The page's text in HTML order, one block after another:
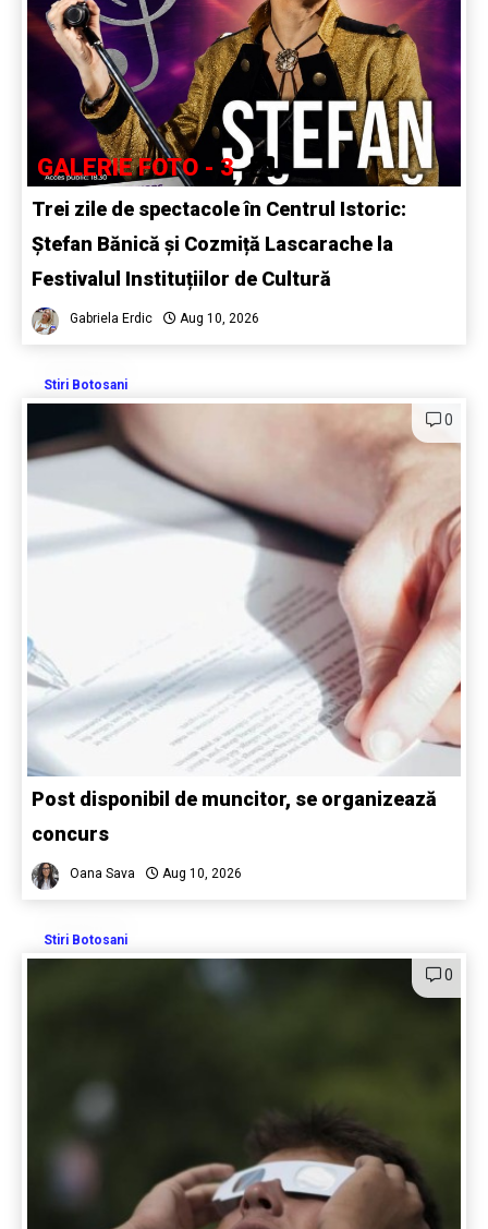
GALERIE FOTO - 3
Trei zile de spectacole în Centrul Istoric:
Ștefan Bănică și Cozmiță Lascarache la
Festivalul Instituțiilor de Cultură
Gabriela Erdic Aug 10, 2026
Stiri Botosani
0
Post disponibil de muncitor, se organizează
concurs
Oana Sava Aug 10, 2026
Stiri Botosani
0